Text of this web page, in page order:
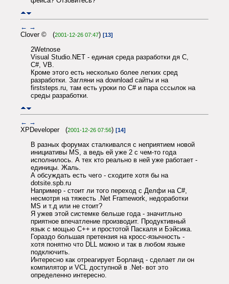
← →
Clover © (2001-12-26 07:47) [13]
2Wetnose
Visual Studio.NET - единая среда разработки дя C,
С#, VB.
Кроме этого есть несколько более легких сред
разработки. Загляни на download сайты и на
firststeps.ru, там есть уроки по C# и пара сссылок на
среды разработки.
← →
XPDeveloper (2001-12-26 07:56) [14]
В разных форумах сталкивался с неприятием новой
инициативы MS, а ведь ей уже 2 с чем-то года
исполнилось. А тех кто реально в ней уже работает -
единицы. Жаль.
А обсуждать есть чего - сходите хотя бы на
dotsite.spb.ru
Например - стоит ли того переход с Делфи на C#,
несмотря на тяжесть .Net Framework, недоработки
MS и т.д или не стоит?
Я ужев этой системке бельше года - значитльно
приятное впечатление производит. Продуктивный
язык с мощью С++ и простотой Паскаля и Бэйсика.
Гораздо большая претензия на кросс-язычность -
хотя понятно что DLL можно и так в любом языке
подключить.
Интересно как отреагирует Борланд - сделает ли он
компилятор и VCL доступной в .Net- вот это
определенно интересно.